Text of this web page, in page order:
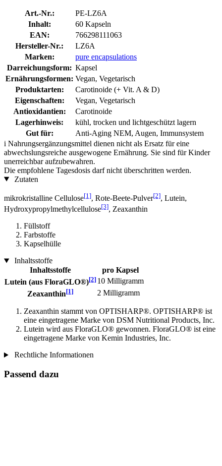
Art.-Nr.:
PE-LZ6A
Inhalt:
60 Kapseln
EAN:
766298111063
Hersteller-Nr.:
LZ6A
Marken:
pure encapsulations
Darreichungsform: Kapsel
Ernährungsformen: Vegan, Vegetarisch
Produktarten:
Carotinoide (+ Vit. A & D)
Eigenschaften:
Vegan, Vegetarisch
Antioxidantien:
Carotinoide
Lagerhinweis:
kühl, trocken und lichtgeschützt lagern
Gut für:
Anti-Aging NEM, Augen, Immunsystem
i Nahrungsergänzungsmittel dienen nicht als Ersatz für eine
abwechslungsreiche ausgewogene Ernährung. Sie sind für Kinder
unerreichbar aufzubewahren.
Die empfohlene Tagesdosis darf nicht überschritten werden.
Zutaten
mikrokristalline Cellulose[1], Rote-Beete-Pulver[2], Lutein,
Hydroxypropylmethylcellulose[3], Zeaxanthin
Füllstoff
Farbstoffe
Kapselhülle
Inhaltsstoffe
Inhaltsstoffe
pro Kapsel
Lutein (aus FloraGLO®)[2] 10 Milligramm
Zeaxanthin[1] 2 Milligramm
Zeaxanthin stammt von OPTISHARP®. OPTISHARP® ist
eine eingetragene Marke von DSM Nutritional Products, Inc.
Lutein wird aus FloraGLO® gewonnen. FloraGLO® ist eine
eingetragene Marke von Kemin Industries, Inc.
Rechtliche Informationen
Passend dazu